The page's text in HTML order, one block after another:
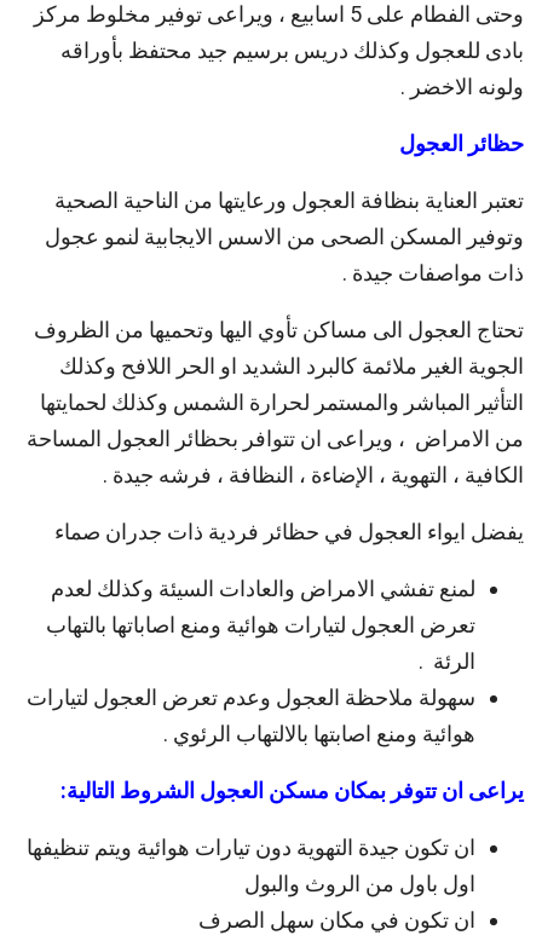
وحتى الفطام على 5 اسابيع ، ويراعى توفير مخلوط مركز
بادى للعجول وكذلك دريس برسيم جيد محتفظ بأوراقه
ولونه الاخضر .
حظائر العجول
تعتبر العناية بنظافة العجول ورعايتها من الناحية الصحية
وتوفير المسكن الصحى من الاسس الايجابية لنمو عجول
ذات مواصفات جيدة .
تحتاج العجول الى مساكن تأوي اليها وتحميها من الظروف
الجوية الغير ملائمة كالبرد الشديد او الحر اللافح وكذلك
التأثير المباشر والمستمر لحرارة الشمس وكذلك لحمايتها
من الامراض ، ويراعى ان تتوافر بحظائر العجول المساحة
الكافية ، التهوية ، الإضاءة ، النظافة ، فرشه جيدة .
يفضل ايواء العجول في حظائر فردية ذات جدران صماء
لمنع تفشي الامراض والعادات السيئة وكذلك لعدم
تعرض العجول لتيارات هوائية ومنع اصاباتها بالتهاب
الرئة .
سهولة ملاحظة العجول وعدم تعرض العجول لتيارات
هوائية ومنع اصابتها بالالتهاب الرئوي .
يراعى ان تتوفر بمكان مسكن العجول الشروط التالية:
ان تكون جيدة التهوية دون تيارات هوائية ويتم تنظيفها
اول باول من الروث والبول
ان تكون في مكان سهل الصرف